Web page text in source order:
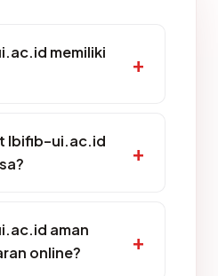
memiliki
lbifib-ui.ac.id
aman
online?